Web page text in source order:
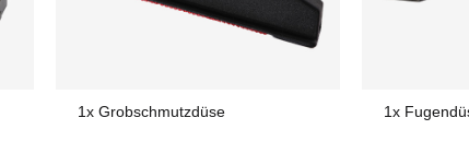
1x Grobschmutzdüse 1x